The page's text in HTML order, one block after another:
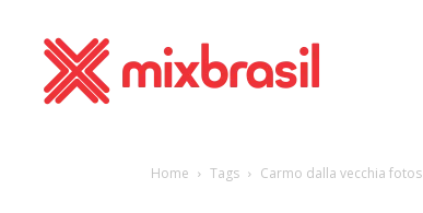
Home Tags Carmo dalla vecchia fotos